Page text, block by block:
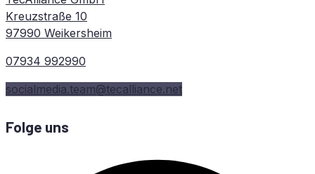
Kreuzstraße 10
97990 Weikersheim
07934 992990
socialmedia.team@tecalliance.net
Folge uns